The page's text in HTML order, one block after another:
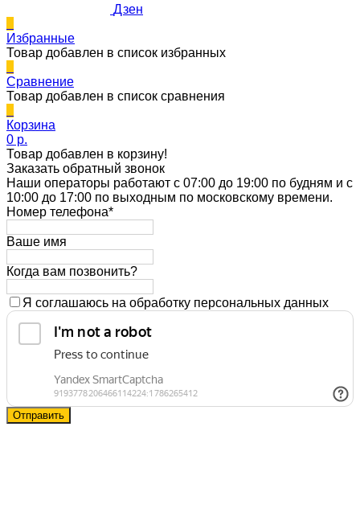
Дзен
Избранные
Товар добавлен в список избранных
Сравнение
Товар добавлен в список сравнения
Корзина
0 p.
Товар добавлен в корзину!
Заказать обратный звонок
Наши операторы работают с 07:00 до 19:00 по будням и с
10:00 до 17:00 по выходным по московскому времени.
Номер телефона*
Ваше имя
Когда вам позвонить?
Я соглашаюсь на обработку персональных данных